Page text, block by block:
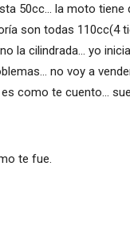
50cc... la moto
son todas 110cc(4
la cilindrada... yo
no voy a
como te cuento...
te fue.